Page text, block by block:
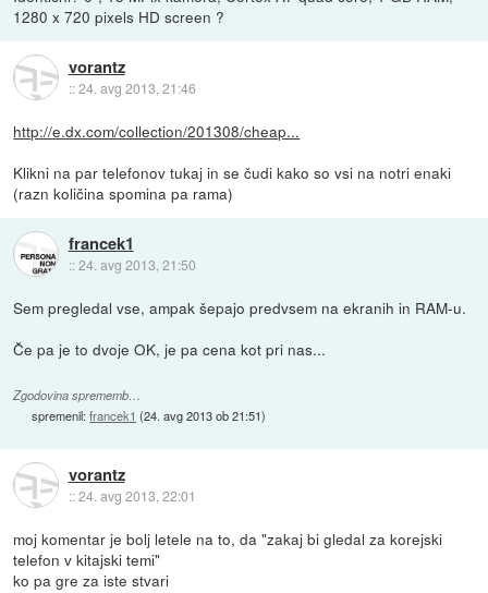
1280 x 720 pixels HD screen ?
vorantz
::24. avg 2013, 21:46
http://e.dx.com/collection/201308/cheap...
Klikni na par telefonov tukaj in se čudi kako so vsi na notri enaki
(razn količina spomina pa rama)
francek1
::24. avg 2013, 21:50
Sem pregledal vse, ampak šepajo predvsem na ekranih in RAM-u.
Če pa je to dvoje OK, je pa cena kot pri nas...
Zgodovina sprememb…
spremenil:francek1 (24. avg 2013 ob 21:51)
vorantz
::24. avg 2013, 22:01
moj komentar je bolj letele na to, da "zakaj bi gledal za korejski
telefon v kitajski temi"
ko pa gre za iste stvari